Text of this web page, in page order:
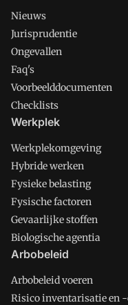
Nieuws
Jurisprudentie
Ongevallen
Faq's
Voorbeelddocumenten
Checklists
Werkplek
Werkplekomgeving
Hybride werken
Fysieke belasting
Fysische factoren
Gevaarlijke stoffen
Biologische agentia
Arbobeleid
Arbobeleid voeren
Risico inventarisatie en